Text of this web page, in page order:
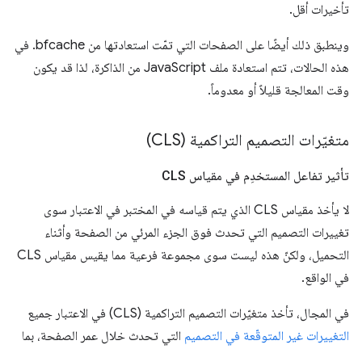
تأخيرات أقل.
وينطبق ذلك أيضًا على الصفحات التي تمّت استعادتها من bfcache. في
هذه الحالات، تتم استعادة ملف JavaScript من الذاكرة، لذا قد يكون
وقت المعالجة قليلاً أو معدوماً.
متغيّرات التصميم التراكمية (CLS)
تأثير تفاعل المستخدِم في مقياس CLS
لا يأخذ مقياس CLS الذي يتم قياسه في المختبر في الاعتبار سوى
تغييرات التصميم التي تحدث فوق الجزء المرئي من الصفحة وأثناء
التحميل، ولكنّ هذه ليست سوى مجموعة فرعية مما يقيس مقياس CLS
في الواقع.
في المجال، تأخذ متغيّرات التصميم التراكمية (CLS) في الاعتبار جميع
التغييرات غير المتوقّعة في التصميم التي تحدث خلال عمر الصفحة، بما